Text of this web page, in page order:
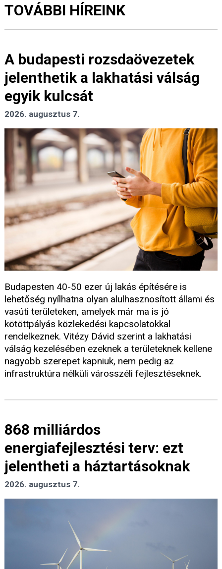
TOVÁBBI HÍREINK
A budapesti rozsdaövezetek
jelenthetik a lakhatási válság
egyik kulcsát
2026. augusztus 7.
Budapesten 40-50 ezer új lakás építésére is
lehetőség nyílhatna olyan alulhasznosított állami és
vasúti területeken, amelyek már ma is jó
kötöttpályás közlekedési kapcsolatokkal
rendelkeznek. Vitézy Dávid szerint a lakhatási
válság kezelésében ezeknek a területeknek kellene
nagyobb szerepet kapniuk, nem pedig az
infrastruktúra nélküli városszéli fejlesztéseknek.
868 milliárdos
energiafejlesztési terv: ezt
jelentheti a háztartásoknak
2026. augusztus 7.